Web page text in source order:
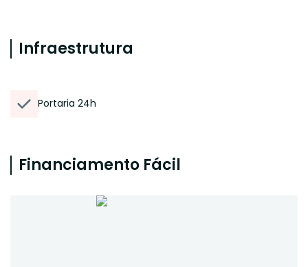
Infraestrutura
Portaria 24h
Financiamento Fácil